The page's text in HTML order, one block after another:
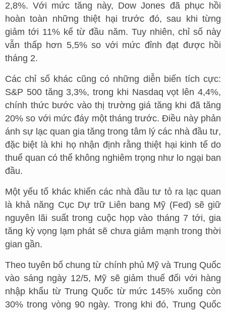
2,8%. Với mức tăng này, Dow Jones đã phục hồi
hoàn toàn những thiệt hại trước đó, sau khi từng
giảm tới 11% kể từ đầu năm. Tuy nhiên, chỉ số này
vẫn thấp hơn 5,5% so với mức đỉnh đạt được hồi
tháng 2.
Các chỉ số khác cũng có những diễn biến tích cực:
S&P 500 tăng 3,3%, trong khi Nasdaq vọt lên 4,4%,
chính thức bước vào thị trường giá tăng khi đã tăng
20% so với mức đáy một tháng trước. Điều này phản
ánh sự lạc quan gia tăng trong tâm lý các nhà đầu tư,
đặc biệt là khi họ nhận định rằng thiệt hại kinh tế do
thuế quan có thể không nghiêm trọng như lo ngại ban
đầu.
Một yếu tố khác khiến các nhà đầu tư tỏ ra lạc quan
là khả năng Cục Dự trữ Liên bang Mỹ (Fed) sẽ giữ
nguyên lãi suất trong cuộc họp vào tháng 7 tới, gia
tăng kỳ vọng lạm phát sẽ chưa giảm mạnh trong thời
gian gần.
Theo tuyên bố chung từ chính phủ Mỹ và Trung Quốc
vào sáng ngày 12/5, Mỹ sẽ giảm thuế đối với hàng
nhập khẩu từ Trung Quốc từ mức 145% xuống còn
30% trong vòng 90 ngày. Trong khi đó, Trung Quốc